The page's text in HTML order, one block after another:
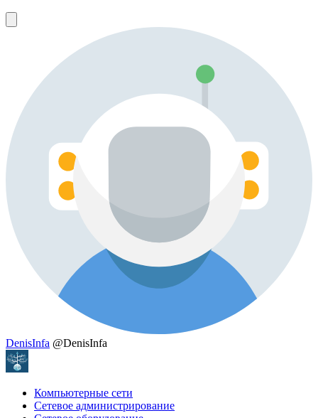
DenisInfa @DenisInfa
Компьютерные сети
Сетевое администрирование